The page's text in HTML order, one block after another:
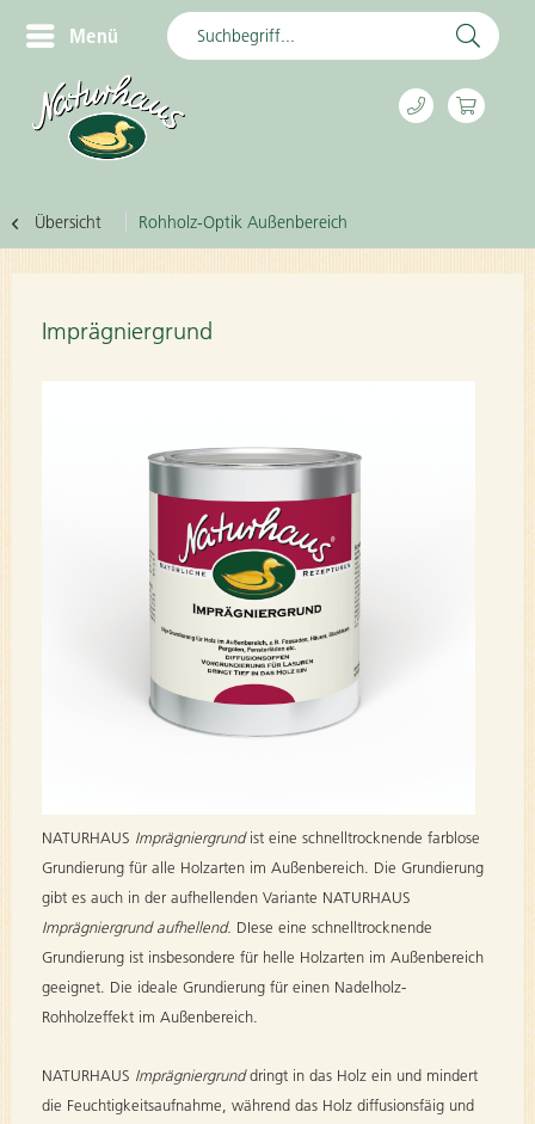
Menü
Übersicht Rohholz-Optik Außenbereich
Imprägniergrund
NATURHAUS Imprägniergrundist eine schnelltrocknende farblose
Grundierung für alle Holzarten im Außenbereich. Die Grundierung
gibt es auch in der aufhellenden Variante NATURHAUS
Imprägniergrund aufhellend. DIese eine schnelltrocknende
Grundierung ist insbesondere für helle Holzarten im Außenbereich
geeignet. Die ideale Grundierung für einen Nadelholz-
Rohholzeffekt im Außenbereich.
NATURHAUS Imprägniergrunddringt in das Holz ein und mindert
die Feuchtigkeitsaufnahme, während das Holz diffusionsfäig und